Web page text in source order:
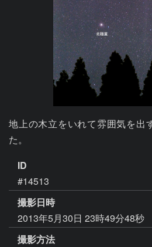
地上の木立をいれて雰囲気を出
ID
#14513
撮影日時
2013年5月30日 23時49分48秒
撮影方法